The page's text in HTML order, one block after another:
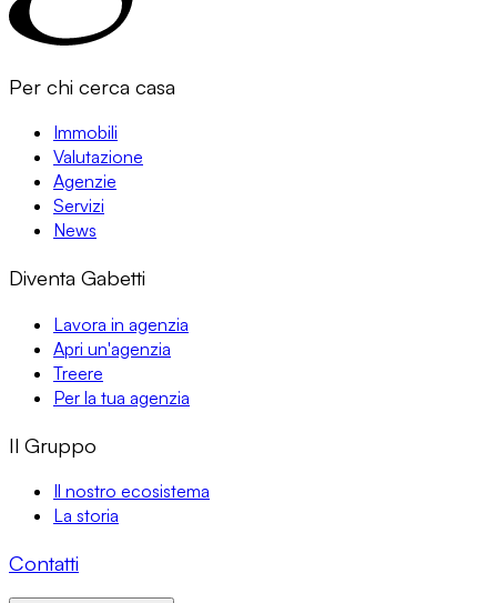
Per chi cerca casa
Immobili
Valutazione
Agenzie
Servizi
News
Diventa Gabetti
Lavora in agenzia
Apri un'agenzia
Treere
Per la tua agenzia
Il Gruppo
Il nostro ecosistema
La storia
Contatti